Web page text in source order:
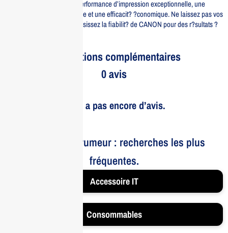
ceux qui recherchent une performance d’impression exceptionnelle, une
qualit? de couleur sup?rieure et une efficacit? ?conomique. Ne laissez pas vos
impressions au hasard, choisissez la fiabilit? de CANON pour des r?sultats ?
Informations complémentaires
0 avis
Il n’y a pas encore d’avis.
Le bruit et la rumeur : recherches les plus
fréquentes.
Accessoire IT
Consommables